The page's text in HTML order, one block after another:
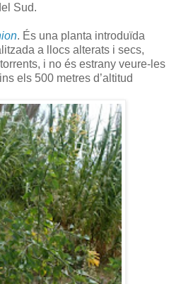
Sud.
. És una planta introduïda
a llocs alterats i secs,
i no és estrany veure-les
els 500 metres d’altitud